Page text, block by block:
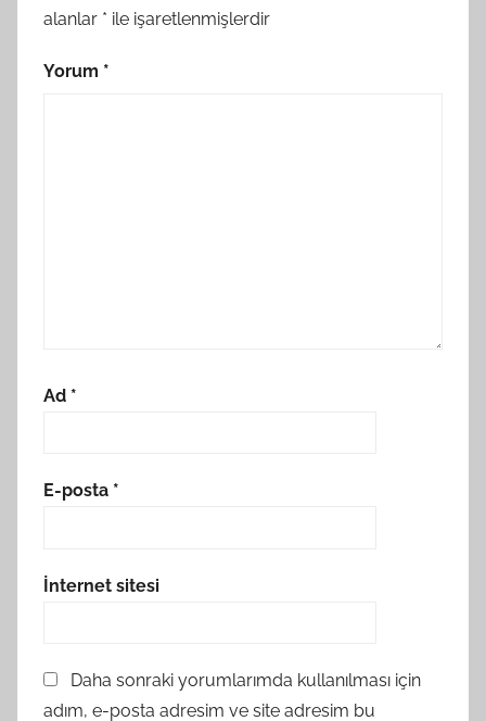
alanlar * ile işaretlenmişlerdir
Yorum *
Ad *
E-posta *
İnternet sitesi
Daha sonraki yorumlarımda kullanılması için
adım, e-posta adresim ve site adresim bu